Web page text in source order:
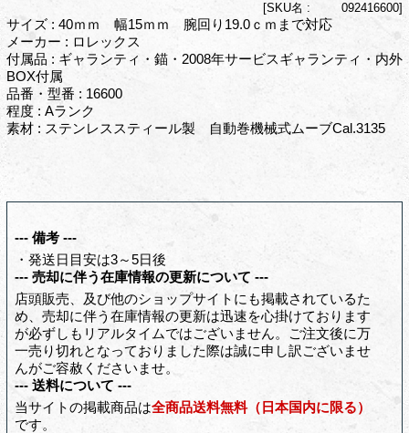
[SKU名 : 092416600]
サイズ : 40ｍｍ 幅15ｍｍ 腕回り19.0ｃｍまで対応
メーカー : ロレックス
付属品 : ギャランティ・錨・2008年サービスギャランティ・内外
BOX付属
品番・型番 : 16600
程度 : Aランク
素材 : ステンレススティール製 自動巻機械式ムーブCal.3135
--- 備考 ---
・発送日目安は3～5日後
--- 売却に伴う在庫情報の更新について ---
店頭販売、及び他のショップサイトにも掲載されているた
め、売却に伴う在庫情報の更新は迅速を心掛けております
が必ずしもリアルタイムではございません。ご注文後に万
一売り切れとなっておりました際は誠に申し訳ございませ
んがご容赦くださいませ。
--- 送料について ---
当サイトの掲載商品は全商品送料無料（日本国内に限る）
です。